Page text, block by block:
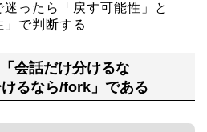
ったら「戻す可能性」と
」で判断する
会話だけ分けるな
るなら/fork」である